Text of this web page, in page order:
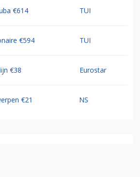
€614 TUI
€594 TUI
€38 Eurostar
€21 NS